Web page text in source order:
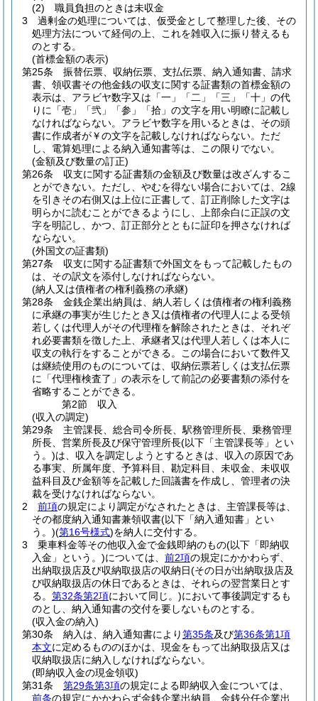
(2)
職員負担のときは未収金
3
過剰金の処理については、仮受金として整理した後、その
処理方法について経伺の上、これを雑収入に振り替えるも
のとする。
(首標金額の表示)
第25条
振替伝票、収納伝票、支払伝票、納入通知書、請求
書、領収書その他金銭の収支に関する証書類の首標金額の
表示は、アラビヤ数字又は「一」「二」「三」「十」の代
りに「壱」「弐」「参」「拾」の文字を用い明瞭に記載し
なければならない。 アラビヤ数字を用いるときは、その頭
書に作成者が￥の文字を記載しなければならない。 ただ
し、電算処理による納入通知書等は、この限りでない。
(金額及び数量の訂正)
第26条
収支に関する証書類の金額及び数量は改ざんするこ
とができない。 ただし、やむを得ない場合においては、2線
を引きその右側又は上位に正書して、訂正削除した文字は
明らかに読むことができるようにし、上部余白に正誤の文
字を明記し、かつ、訂正部分とともに証印を押さなければ
ならない。
(外国文の証書類)
第27条
収支に関する証書類で外国文をもって記載したもの
は、その訳文を添付しなければならない。
(納人又は債権者の権利義務の承継)
第28条
金銭企業出納員は、納人若しくは債権者の権利義務
に承継の事実が生じたとき又は債権者の代理人による受領
若しくは代理人がその代理権を解除されたときは、それぞ
れ必要書類を徴した上、承継者又は代理人若しくは本人に
収支の執行をすることができる。
この場合において数件又
は継続使用のものについては、収納伝票若しくは支払伝票
に「代理権検査了」の表示をして前記の必要書類の添付を
省略することができる。
第2節
収入
(収入の調定)
第29条
主管課長、総合司令所長、駅務管理所長、乗務管理
所長、営業所長及び保守管理所長(以下「主管課長等」とい
う。)は、収入を調定しようとするときは、収入の原因であ
る事実、所属年度、予算科目、勘定科目、未収金、未収収
益科目及び金額等を記載した回議書を作成し、管理者の決
裁を受けなければならない。
2
前項の規定により調定がなされたときは、主管課長等は、
その都度納入通知書兼領収書(以下「納入通知書」とい
う。)(第16号様式)を納人に交付する。
3
乗車料金等その他収入金で金銭即納のもの(以下「即納収
入金」という。)については、 前2項の規定にかかわらず、
出納取扱店及び収納取扱店の収納日(その日が出納取扱店及
び収納取扱店の休日であるときは、それらの翌営業日とす
る。 第32条第2項において同じ。)において事後調定するも
のとし、納入通知書の交付を要しないものとする。
(収入金の納入)
第30条
納入は、納入通知書により第35条及び第36条第1項
本文に定めるもののほかは、現金をもって出納取扱店又は
収納取扱店に納入しなければならない。
(即納収入金の現金領収)
第31条
第29条第3項の規定による即納収入金については、
前条の規定にかかわらず金銭企業出納員、金銭分任企業出